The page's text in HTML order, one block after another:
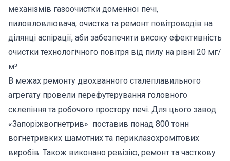
механізмів газоочистки доменної печі,
пиловловлювача, очистка та ремонт повітроводів на
ділянці аспірації, аби забезпечити високу ефективність
очистки технологічного повітря від пилу на рівні 20 мг/
м³.
В межах ремонту двохванного сталеплавильного
агрегату провели перефутерування головного
склепіння та робочого простору печі. Для цього завод
«Запоріжвогнетрив» поставив понад 800 тонн
вогнетривких шамотних та периклазохромітових
виробів. Також виконано ревізію, ремонт та часткову